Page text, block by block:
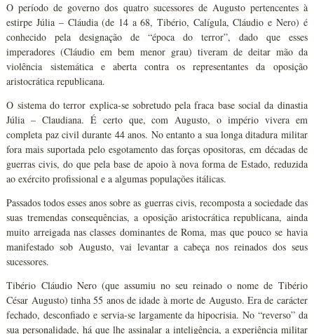
O período de governo dos quatro sucessores de Augusto pertencentes à
estirpe Júlia – Cláudia (de 14 a 68, Tibério, Calígula, Cláudio e Nero) é
conhecido pela designação de “época do terror”, dado que esses
imperadores (Cláudio em bem menor grau) tiveram de deitar mão da
violência sistemática e aberta contra os representantes da oposição
aristocrática republicana.
O sistema do terror explica-se sobretudo pela fraca base social da dinastia
Júlia – Claudiana. É certo que, com Augusto, o império vivera em
completa paz civil durante 44 anos. No entanto a sua longa ditadura militar
fora mais suportada pelo esgotamento das forças opositoras, em décadas de
guerras civis, do que pela base de apoio à nova forma de Estado, reduzida
ao exército profissional e a algumas populações itálicas.
Passados todos esses anos sobre as guerras civis, recomposta a sociedade das
suas tremendas consequências, a oposição aristocrática republicana, ainda
muito arreigada nas classes dominantes de Roma, mas que pouco se havia
manifestado sob Augusto, vai levantar a cabeça nos reinados dos seus
sucessores.
Tibério Cláudio Nero (que assumiu no seu reinado o nome de Tibério
César Augusto) tinha 55 anos de idade à morte de Augusto. Era de carácter
fechado, desconfiado e servia-se largamente da hipocrisia. No “reverso” da
sua personalidade, há que lhe assinalar a inteligência, a experiência militar